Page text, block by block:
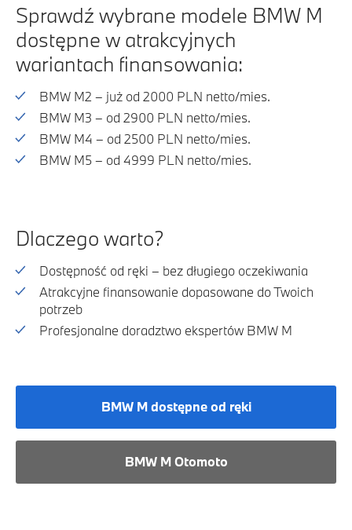
Sprawdź wybrane modele BMW M
dostępne w atrakcyjnych
wariantach finansowania:
BMW M2 – już od 2000 PLN netto/mies.
BMW M3 – od 2900 PLN netto/mies.
BMW M4 – od 2500 PLN netto/mies.
BMW M5 – od 4999 PLN netto/mies.
Dlaczego warto?
Dostępność od ręki – bez długiego oczekiwania
Atrakcyjne finansowanie dopasowane do Twoich
potrzeb
Profesjonalne doradztwo ekspertów BMW M
BMW M dostępne od ręki
BMW M Otomoto